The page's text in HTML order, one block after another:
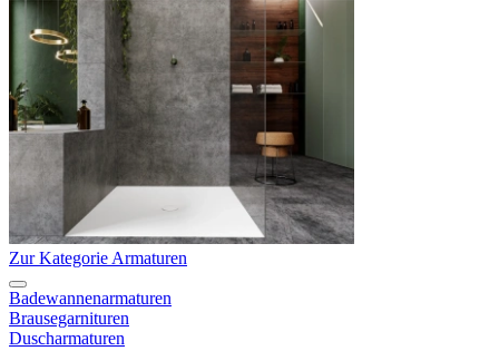
Zur Kategorie Armaturen
Badewannenarmaturen
Brausegarnituren
Duscharmaturen